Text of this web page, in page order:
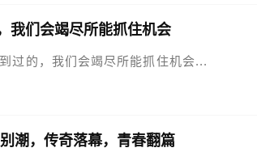
我们会竭尽所能抓住机会
过的，我们会竭尽所能抓住机会...
潮，传奇落幕，青春翻篇